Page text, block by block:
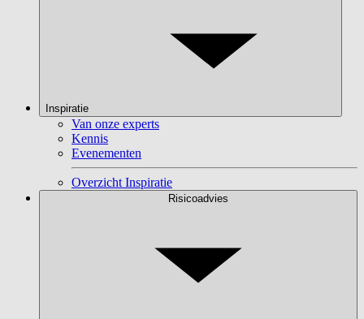
Inspiratie
Van onze experts
Kennis
Evenementen
Overzicht Inspiratie
Risicoadvies